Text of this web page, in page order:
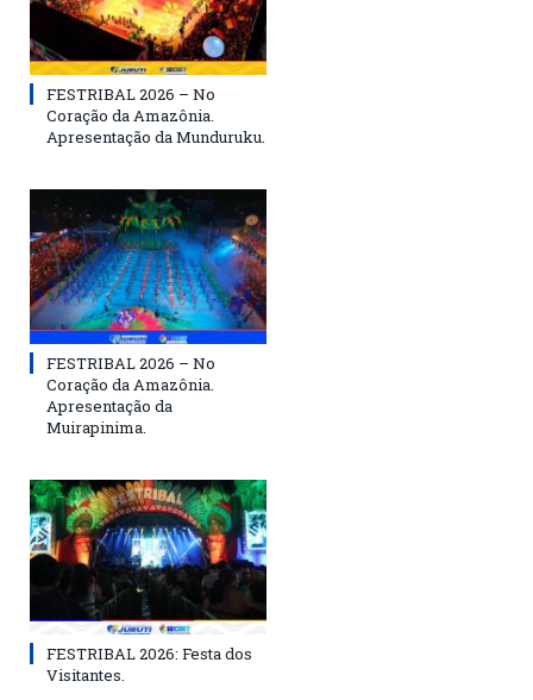
FESTRIBAL 2026 – No
Coração da Amazônia.
Apresentação da Munduruku.
FESTRIBAL 2026 – No
Coração da Amazônia.
Apresentação da
Muirapinima.
FESTRIBAL 2026: Festa dos
Visitantes.